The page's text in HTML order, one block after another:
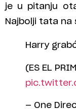
je u pitanju
Najbolji tata na
Harry
(ES EL
— One